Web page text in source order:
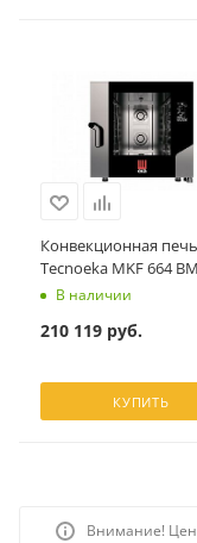
Конвекционная печь
Tecnoeka MKF 664 BM
В наличии
210 119руб.
КУПИТЬ
Внимание!